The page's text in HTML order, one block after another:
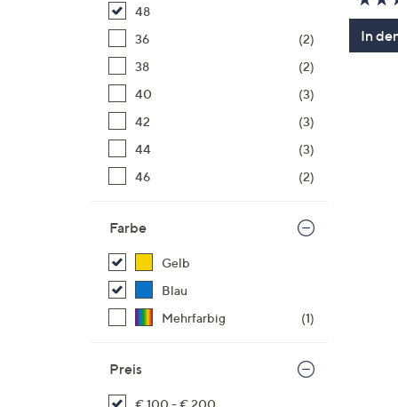
48
36
(2)
38
(2)
40
(3)
42
(3)
44
(3)
46
(2)
Farbe
Gelb
Blau
Mehrfarbig
(1)
Preis
€ 100 - € 200
In